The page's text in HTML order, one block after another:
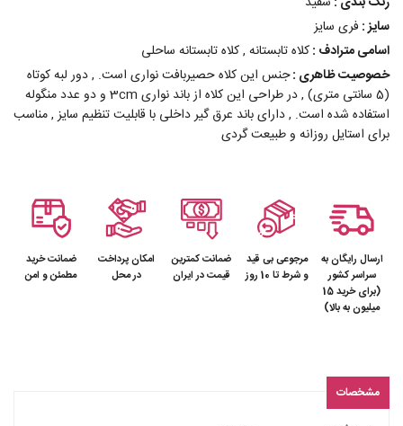
سایز : فری سایز
اسامی مترادف :کلاه تابستانه , کلاه تابستانه ساحلی
خصوصیت ظاهری :جنس این کلاه حصیربافت نواری است. , دور لبه کوتاه
(5 سانتی متری) , در طراحی این کلاه از باند نواری 3cm و دو عدد منگوله
استفاده شده است. , دارای باند عرق گیر داخلی با قابلیت تنظیم سایز , مناسب
برای استایل روزانه و طبیعت گردی
ارسال رایگان به
سراسر کشور
(برای خرید 15
میلیون به بالا)
مرجوعی بی قید
و شرط تا 10 روز
ضمانت کمترین
قیمت در ایران
امکان پرداخت
در محل
ضمانت خرید
مطمئن و امن
مشخصات